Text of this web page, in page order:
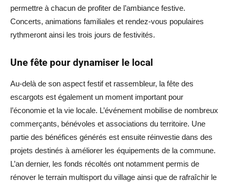
permettre à chacun de profiter de l’ambiance festive.
Concerts, animations familiales et rendez-vous populaires
rythmeront ainsi les trois jours de festivités.
Une fête pour dynamiser le local
Au-delà de son aspect festif et rassembleur, la fête des
escargots est également un moment important pour
l’économie et la vie locale. L’événement mobilise de nombreux
commerçants, bénévoles et associations du territoire. Une
partie des bénéfices générés est ensuite réinvestie dans des
projets destinés à améliorer les équipements de la commune.
L’an dernier, les fonds récoltés ont notamment permis de
rénover le terrain multisport du village ainsi que de rafraîchir le